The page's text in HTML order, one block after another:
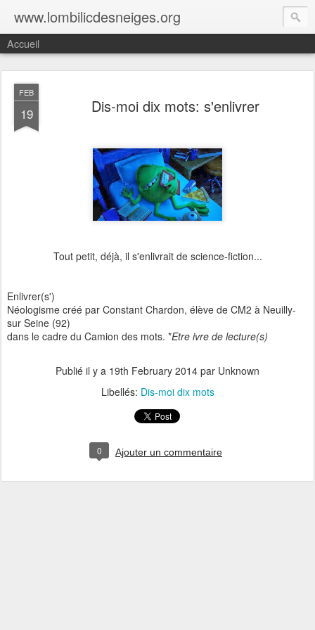
www.lombilicdesneiges.org
Accueil
FEB
19 Dis-moi dix mots: s'enlivrer
Tout petit, déjà, il s'enlivrait de science-fiction...
Enlivrer(s')
Néologisme créé par Constant Chardon, élève de CM2 à Neuilly-
sur Seine (92)
dans le cadre du Camion des mots. *Etre ivre de lecture(s)
Publié il y a 19th February 2014 par Unknown
Libellés: Dis-moi dix mots
0 Ajouter un commentaire